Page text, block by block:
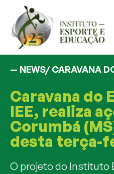
— NEWS/CARAVANA
Caravana do
IEE, realiza
Corumbá
desta terça-
O projeto do Instituto